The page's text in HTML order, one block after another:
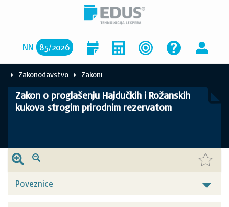
NN 85/2026
Zakonodavstvo Zakoni
Zakon o proglašenju Hajdučkih i Rožanskih
kukova strogim prirodnim rezervatom
Poveznice